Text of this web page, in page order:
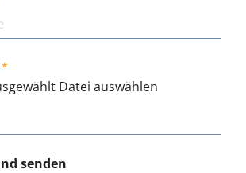
Datei auswählen
senden